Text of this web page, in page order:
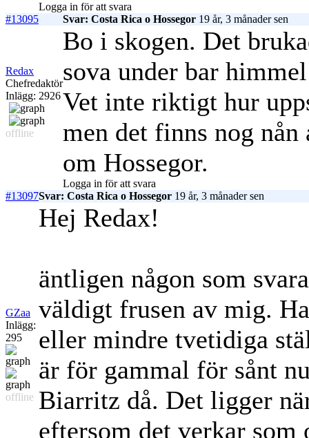
Logga in för att svara
#13095
Svar: Costa Rica o Hossegor 19 år, 3 månader sen
Redax
Chefredaktör
Inlägg: 2926
offline
Bo i skogen. Det
sova under bar
Vet inte riktigt hur
men det finns nog nån
om Hossegor.
Logga in för att svara
#13097Svar: Costa Rica o Hossegor 19 år, 3 månader sen
GZaa
Inlägg:
295
offline
Hej Redax!
äntligen någon som
väldigt frusen av mig.
eller mindre tvetidiga
är för gammal för sånt
Biarritz då. Det ligger
eftersom det verkar